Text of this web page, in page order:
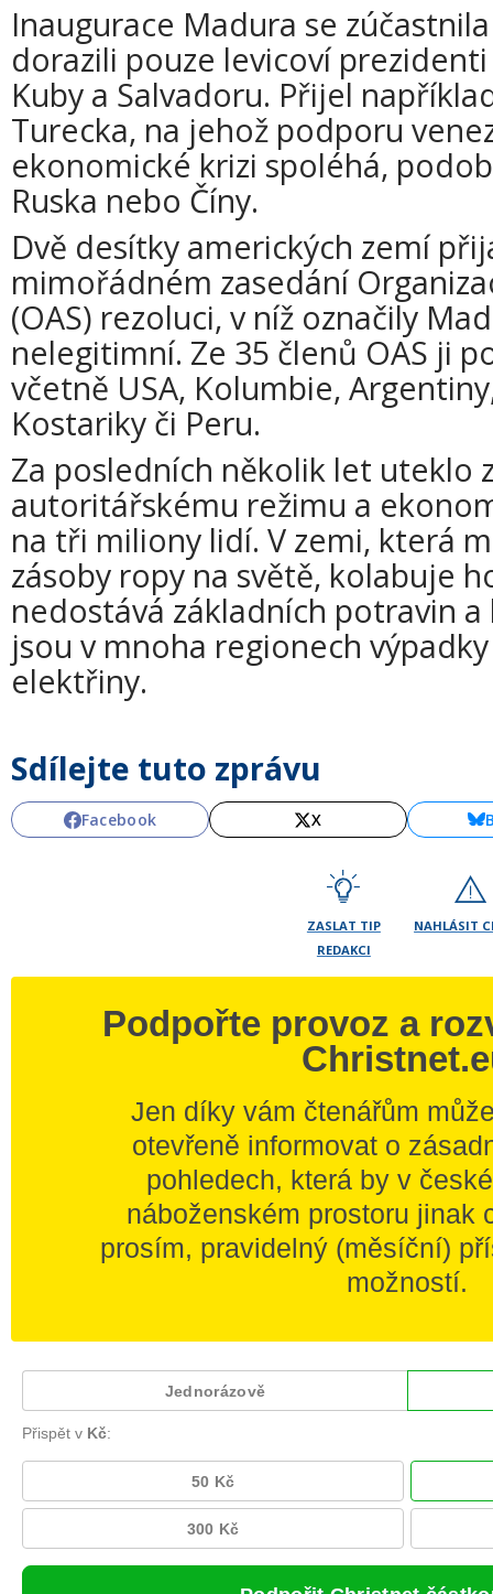
Inaugurace Madura se
dorazili pouze levicoví
Kuby a Salvadoru. Přijel
Turecka, na jehož podporu
ekonomické krizi spoléhá,
Ruska nebo Číny.
Dvě desítky amerických zemí
mimořádném zasedání
(OAS) rezoluci, v níž označily
nelegitimní. Ze 35 členů OAS ji
včetně USA, Kolumbie,
Kostariky či Peru.
Za posledních několik let uteklo
autoritářskému režimu a
na tři miliony lidí. V zemi, která
zásoby ropy na světě, kolabuje
nedostává základních potravin
jsou v mnoha regionech
elektřiny.
Sdílejte tuto zprávu
Facebook X
ZASLAT TIP
REDAKCI
NAHLÁSIT